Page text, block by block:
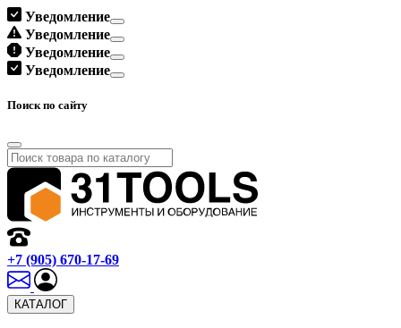
Уведомление
Уведомление
Уведомление
Уведомление
Поиск по сайту
+7 (905) 670-17-69
КАТАЛОГ